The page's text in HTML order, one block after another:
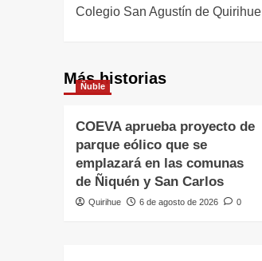
Colegio San Agustín de Quirihue
Más historias
Ñuble
COEVA aprueba proyecto de
parque eólico que se
emplazará en las comunas
de Ñiquén y San Carlos
Quirihue 6 de agosto de 2026 0